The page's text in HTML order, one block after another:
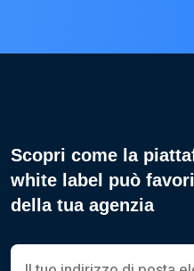
Scopri come la
white label può
della tua agenzia